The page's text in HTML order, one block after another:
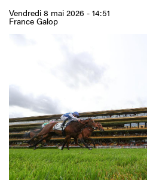
Vendredi 8 mai 2026 - 14:51
France Galop